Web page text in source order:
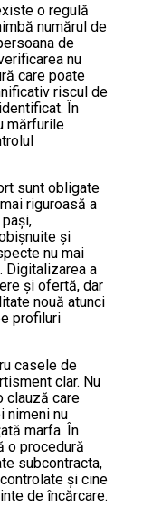
o regulă
numărul de
de
nu
care poate
riscul de
În
mărfurile
sunt obligate
riguroasă a
și
nu mai
Digitalizarea a
și ofertă, dar
nouă atunci
profiluri
casele de
clar. Nu
clauză care
nimeni nu
marfa. În
o procedură
subcontracta,
și cine
de încărcare.